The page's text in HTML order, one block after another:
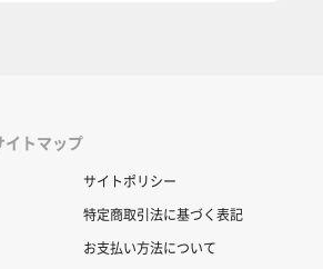
イトマップ
サイトポリシー
特定商取引法に基づく表記
お支払い方法について